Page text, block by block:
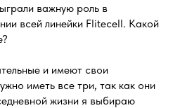
важную роль в
всей линейки Flitecell. Какой
и имеют свои
иметь все три, так как они
жизни я выбираю